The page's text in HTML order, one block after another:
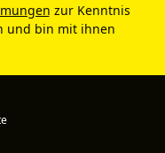
zur Kenntnis
und bin mit ihnen